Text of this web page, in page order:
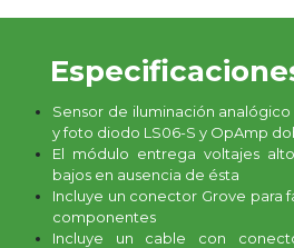
Sensor de iluminación
y foto diodo LS06-S y OpAmp
El módulo entrega voltajes
bajos en ausencia de ésta
Incluye un conector Grove para
componentes
Incluye un cable con